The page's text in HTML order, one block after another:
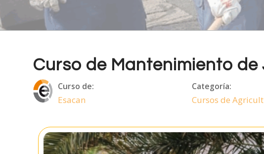
Curso de Mantenimiento de
Curso de:
Esacan
Categoría:
Cursos de